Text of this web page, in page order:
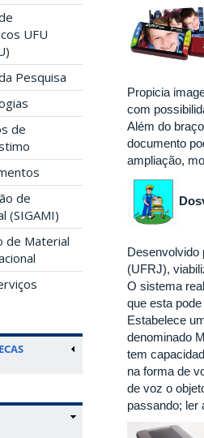
UFU
Pesquisa
de
de
(SIGAMI)
de Material
Propicia
com
Além do
documento
ampliação,
Desenvolvido
(UFRJ),
O sistema
que esta
Estabelece
denominado
tem
na forma de
de voz o
passando; ler